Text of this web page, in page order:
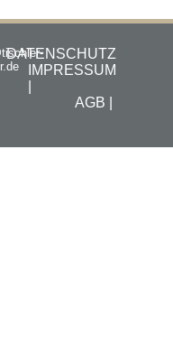
DATENSCHUTZ
IMPRESSUM
AGB |